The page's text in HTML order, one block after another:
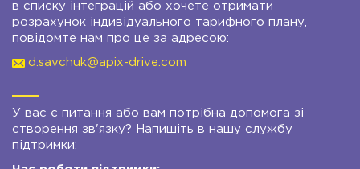
в списку інтеграцій або хочете отримати
розрахунок індивідуального тарифного плану,
повідомте нам про це за адресою:
d.savchuk@apix-drive.com
У вас є питання або вам потрібна допомога зі
створення зв'язку? Напишіть в нашу службу
підтримки: